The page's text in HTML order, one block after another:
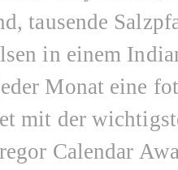
tausende
in einem
Monat eine
mit der
Calendar